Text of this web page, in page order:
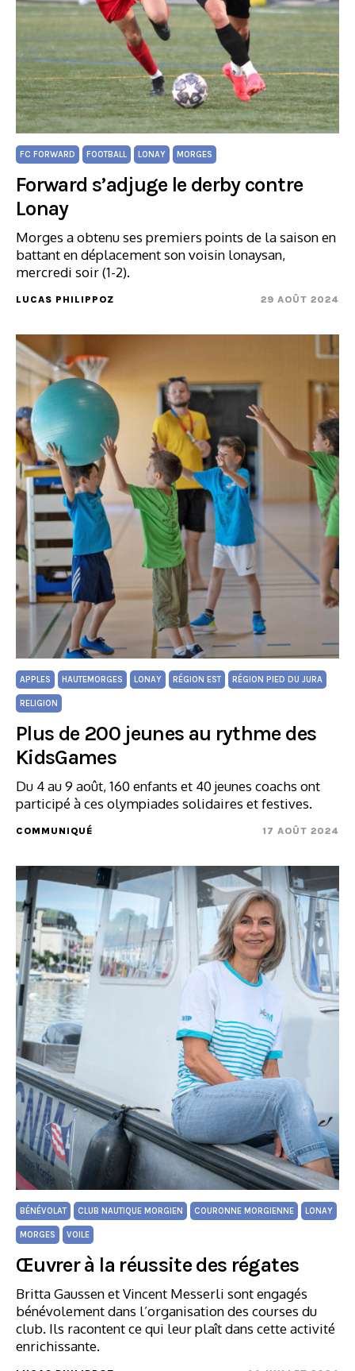
FC FORWARD FOOTBALL LONAY MORGES
Forward s’adjuge le derby contre
Lonay
Morges a obtenu ses premiers points de la saison en
battant en déplacement son voisin lonaysan,
mercredi soir (1-2).
LUCAS PHILIPPOZ 29 AOÛT 2024
APPLES HAUTEMORGES LONAY RÉGION EST RÉGION PIED DU JURA
RELIGION
Plus de 200 jeunes au rythme des
KidsGames
Du 4 au 9 août, 160 enfants et 40 jeunes coachs ont
participé à ces olympiades solidaires et festives.
COMMUNIQUÉ 17 AOÛT 2024
BÉNÉVOLAT CLUB NAUTIQUE MORGIEN COURONNE MORGIENNE LONAY
MORGES VOILE
Œuvrer à la réussite des régates
Britta Gaussen et Vincent Messerli sont engagés
bénévolement dans l’organisation des courses du
club. Ils racontent ce qui leur plaît dans cette activité
enrichissante.